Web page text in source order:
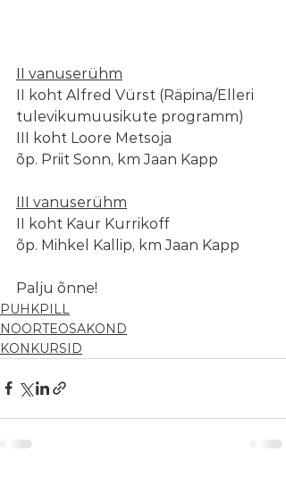
II vanuserühm
II koht Alfred Vürst (Räpina/Elleri
tulevikumuusikute programm)
III koht Loore Metsoja
õp. Priit Sonn, km Jaan Kapp
III vanuserühm
II koht Kaur Kurrikoff
õp. Mihkel Kallip, km Jaan Kapp
Palju õnne!
PUHKPILL
NOORTEOSAKOND
KONKURSID